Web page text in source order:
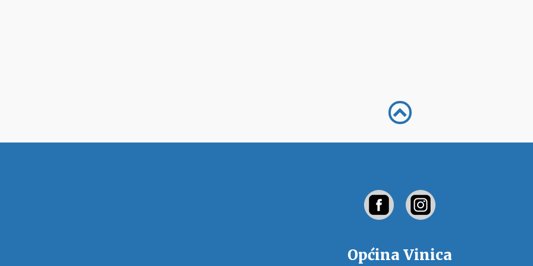
Općina Vinica